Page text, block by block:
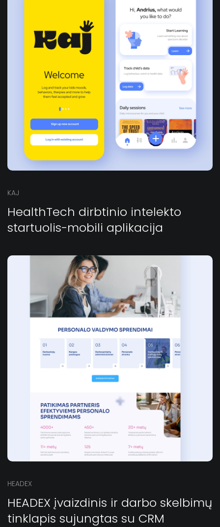
KAJ
HealthTech dirbtinio intelekto
startuolis-mobili aplikacija
HEADEX
HEADEX įvaizdinis ir darbo skelbimų
tinklapis sujungtas su CRM